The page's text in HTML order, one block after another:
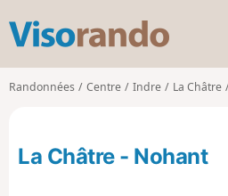
s
o
d
Randonnées Centre Indre La Châtre
La Châtre - Nohant